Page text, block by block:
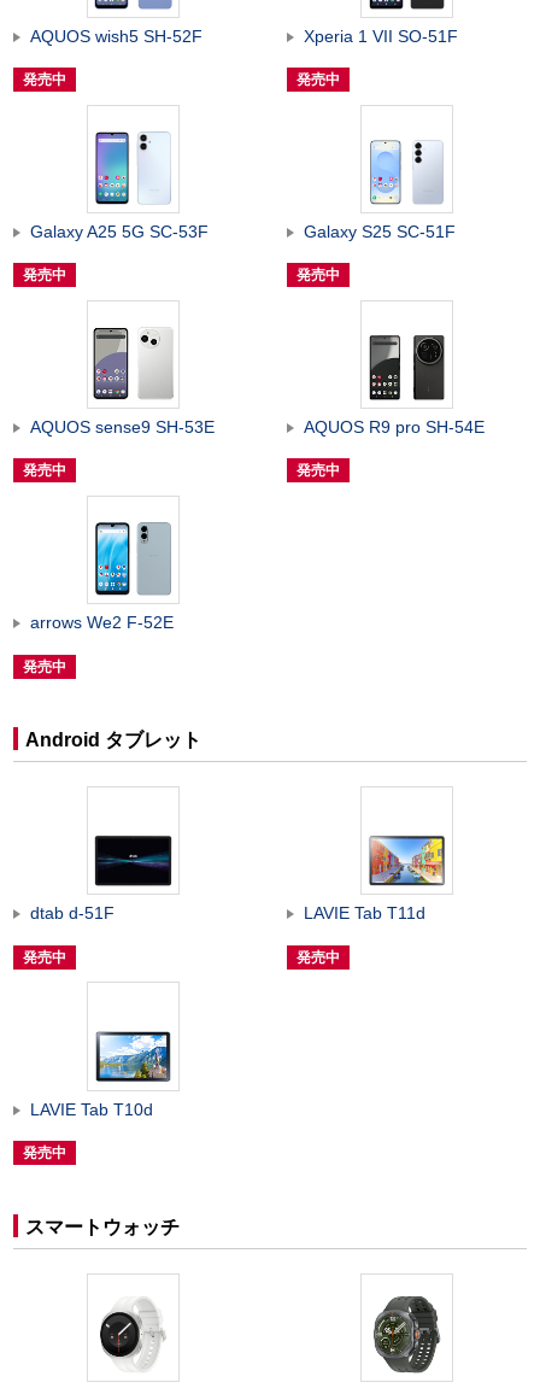
AQUOS wish5 SH-52F
発売中
Xperia 1 VII SO-51F
発売中
Galaxy A25 5G SC-53F
発売中
Galaxy S25 SC-51F
発売中
AQUOS sense9 SH-53E
発売中
AQUOS R9 pro SH-54E
発売中
arrows We2 F-52E
発売中
Android タブレット
dtab d-51F
発売中
LAVIE Tab T11d
発売中
LAVIE Tab T10d
発売中
スマートウォッチ